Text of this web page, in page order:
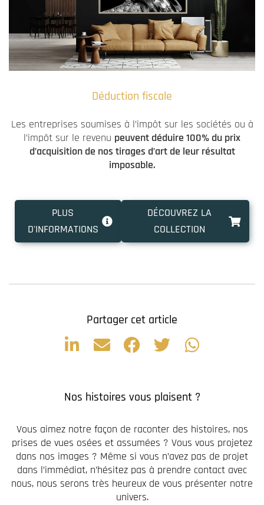
Déduction fiscale
Les entreprises soumises à l’impôt sur les sociétés ou à
l’impôt sur le revenu peuvent déduire 100% du prix
d’acquisition de nos tirages d’art de leur résultat
imposable.
PLUS
D'INFORMATIONS
DÉCOUVREZ LA
COLLECTION
Partager cet article
Nos histoires vous plaisent ?
Vous aimez notre façon de raconter des histoires, nos
prises de vues osées et assumées ? Vous vous projetez
dans nos images ? Même si vous n’avez pas de projet
dans l’immédiat, n’hésitez pas à prendre contact avec
nous, nous serons très heureux de vous présenter notre
univers.